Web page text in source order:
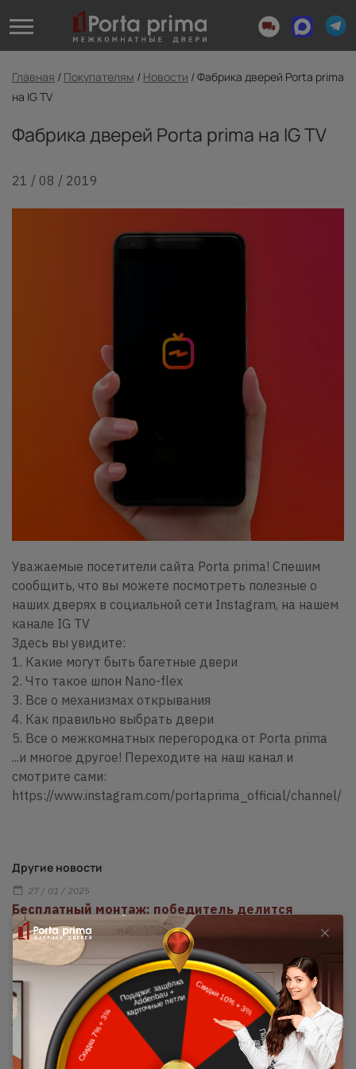
Главная / Покупателям / Новости /Фабрика дверей Porta prima
на IG TV
Фабрика дверей Porta prima на IG TV
21 / 08 / 2019
Уважаемые посетители сайта Porta prima! Спешим
сообщить, что вы можете посмотреть полезные о
наших дверях в социальной сети Instagram, на нашем
канале IG TV
Здесь вы увидите:
1. Какие могут быть багетные двери
2. Что такое шпон Nano-flex
3. Все о механизмах открывания
4. Как правильно выбрать двери
5. Все о межкомнатных перегородка от Porta prima
...и многое другое! Переходите на наш канал и
смотрите сами:
https://www.instagram.com/portaprima_official/channel/
Другие новости
27 / 01 / 2025
Бесплатный монтаж: победитель делится
впечатлениями!
Мы вновь провели розыгрыш бесплатного монтажа для наших
клиентов 6 января 2025 года.
25 / 12 / 2024
Подарок от Porta prima: профессиональный
монтаж
6 ноября 2024 года состоялся розыгрыш бесплатного монтажа
среди наших покупателей.